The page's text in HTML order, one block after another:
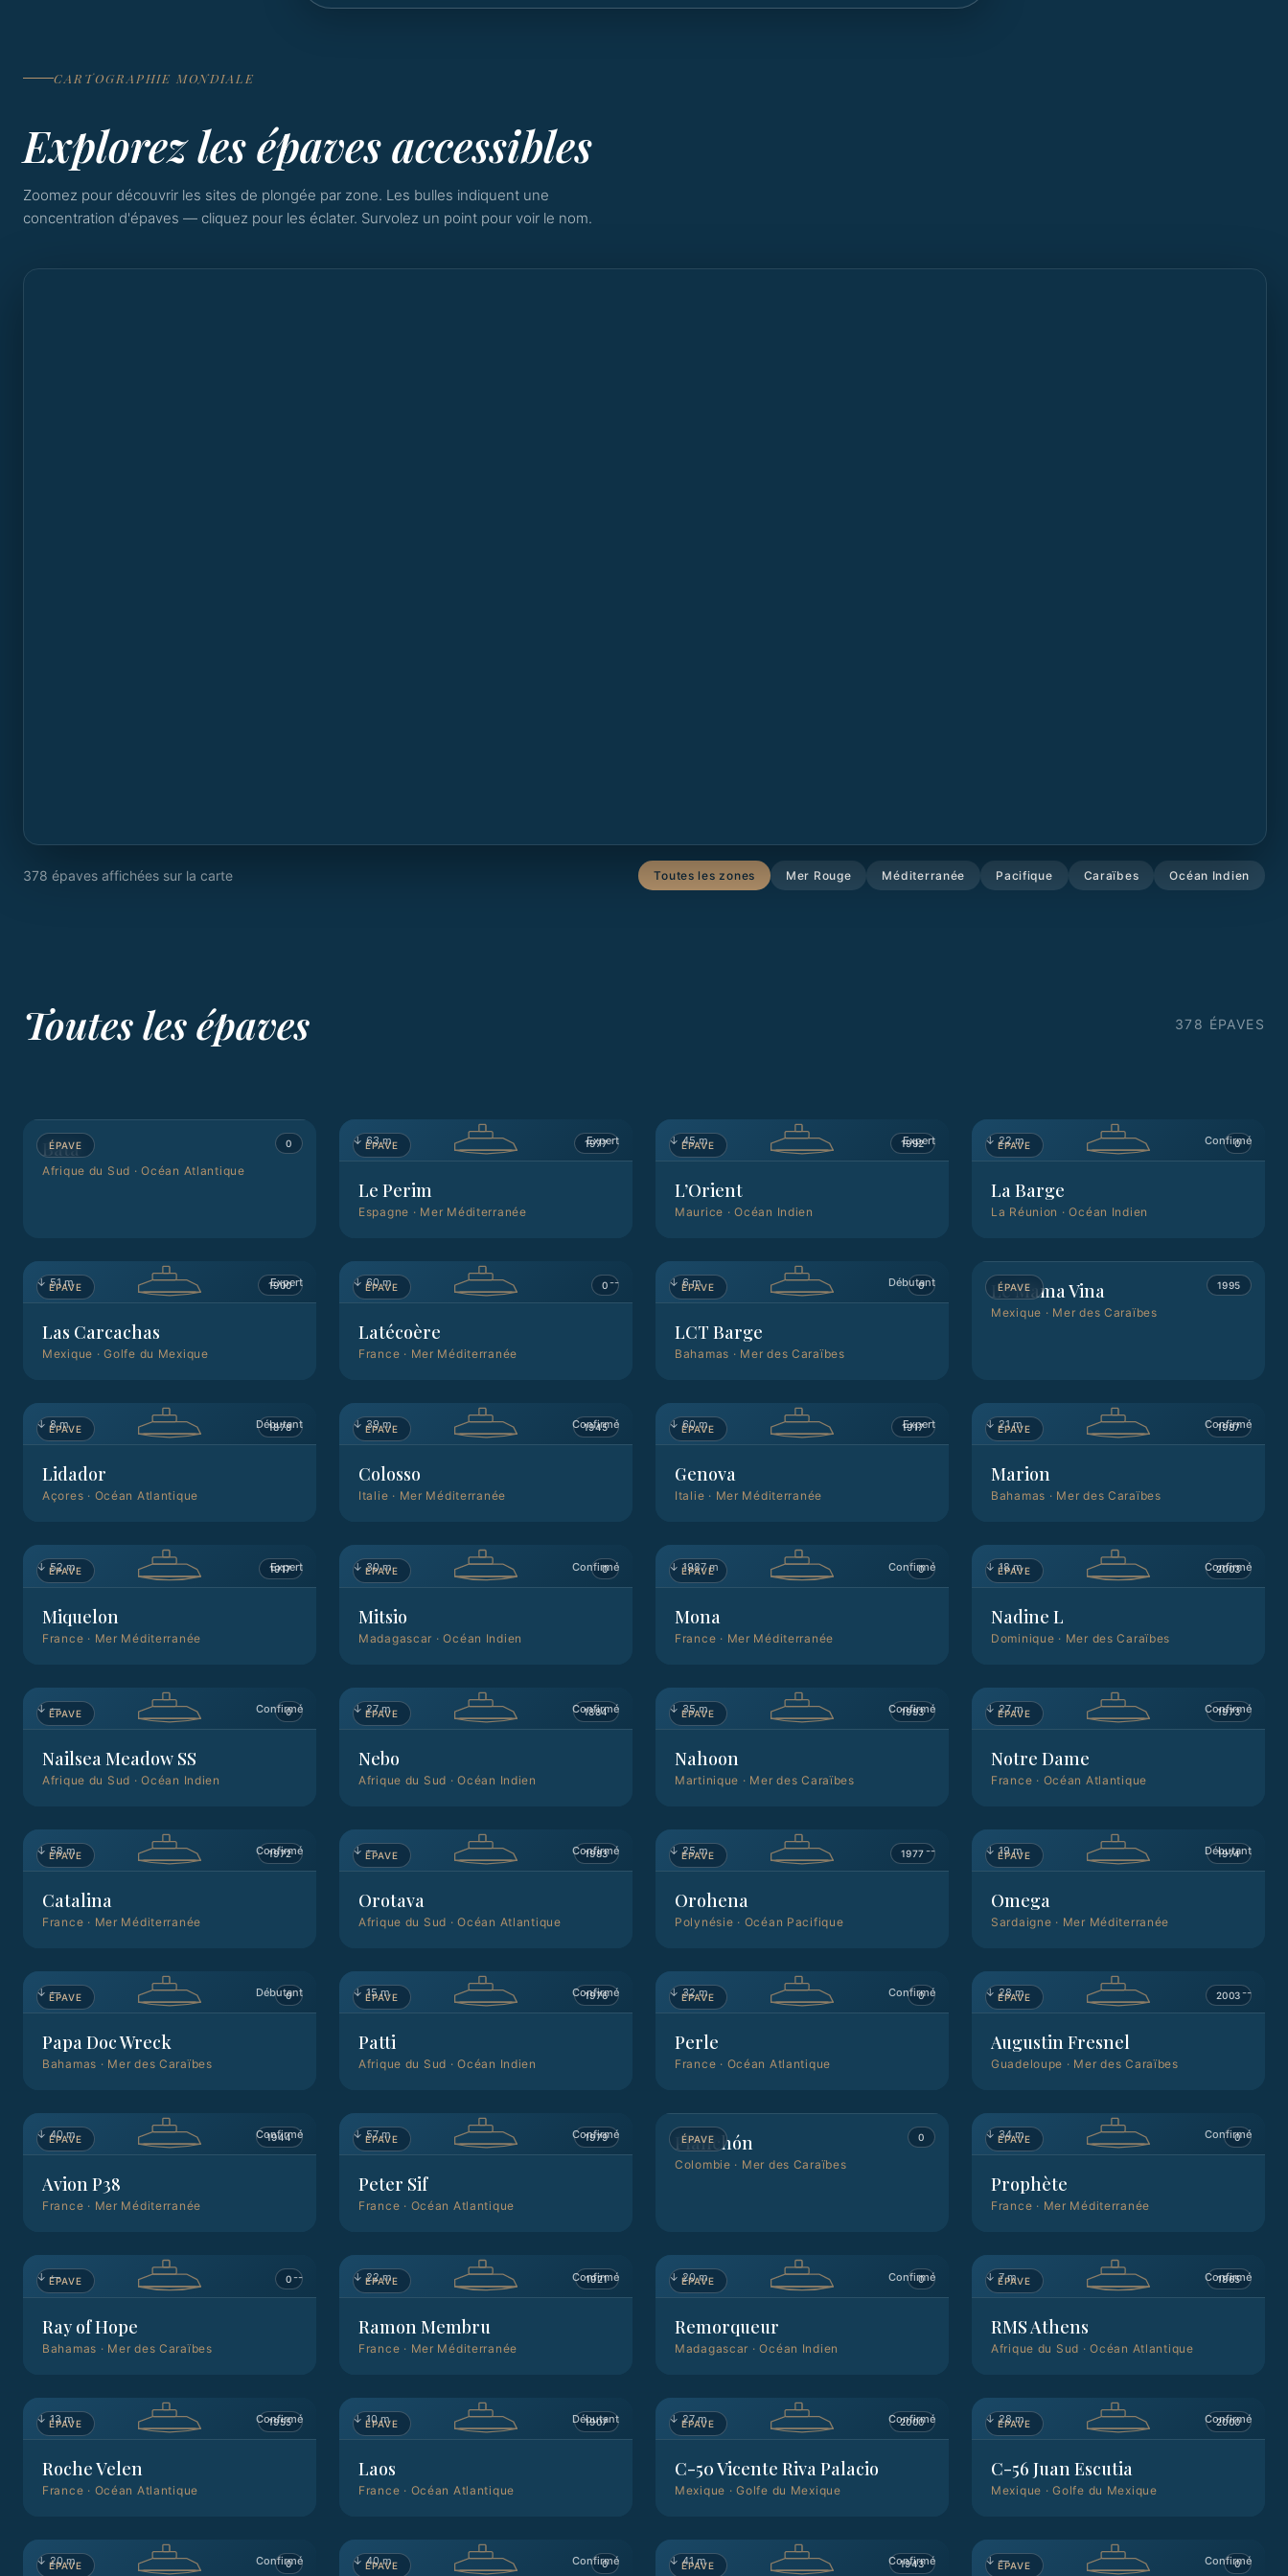
CARTOGRAPHIE MONDIALE
Explorez les épaves accessibles
Zoomez pour découvrir les sites de plongée par zone. Les bulles indiquent une
concentration d'épaves — cliquez pour les éclater. Survolez un point pour voir le nom.
378 épaves affichées sur la carte Toutes les zones Mer Rouge Méditerranée Pacifique Caraïbes Océan Indien
Toutes les épaves 378 ÉPAVES
ÉPAVE 0
Bata
Afrique du Sud ·Océan Atlantique
ÉPAVE 1977
↓63 m Expert
Le Perim
Espagne · Mer Méditerranée
ÉPAVE 1992
↓45 m Expert
L’Orient
Maurice ·Océan Indien
ÉPAVE 0
↓22 m Confirmé
La Barge
La Réunion ·Océan Indien
ÉPAVE 1900
↓51 m Expert
Las Carcachas
Mexique ·Golfe du Mexique
ÉPAVE 0
↓60 m --
Latécoère
France · Mer Méditerranée
ÉPAVE 0
↓6 m Débutant
LCT Barge
Bahamas · Mer des Caraïbes
ÉPAVE 1995
Le Mama Vina
Mexique · Mer des Caraïbes
ÉPAVE 1878
↓8 m Débutant
Lidador
Açores · Océan Atlantique
ÉPAVE 1945
↓39 m Confirmé
Colosso
Italie · Mer Méditerranée
ÉPAVE 1917
↓60 m Expert
Genova
Italie · Mer Méditerranée
ÉPAVE 1987
↓21 m Confirmé
Marion
Bahamas · Mer des Caraïbes
ÉPAVE 1917
↓52 m Expert
Miquelon
France · Mer Méditerranée
ÉPAVE 0
↓30 m Confirmé
Mitsio
Madagascar ·Océan Indien
ÉPAVE 0
↓1987 m Confirmé
Mona
France · Mer Méditerranée
ÉPAVE 2003
↓18 m Confirmé
Nadine L
Dominique · Mer des Caraïbes
ÉPAVE 0
↓— Confirmé
Nailsea Meadow SS
Afrique du Sud ·Océan Indien
ÉPAVE 1884
↓27 m Confirmé
Nebo
Afrique du Sud ·Océan Indien
ÉPAVE 1993
↓35 m Confirmé
Nahoon
Martinique · Mer des Caraïbes
ÉPAVE 1973
↓27 m Confirmé
Notre Dame
France · Océan Atlantique
ÉPAVE 1972
↓58 m Confirmé
Catalina
France · Mer Méditerranée
ÉPAVE 1983
↓— Confirmé
Orotava
Afrique du Sud ·Océan Atlantique
ÉPAVE 1977
↓25 m --
Orohena
Polynésie · Océan Pacifique
ÉPAVE 1974
↓19 m Débutant
Omega
Sardaigne · Mer Méditerranée
ÉPAVE 0
↓— Débutant
Papa Doc Wreck
Bahamas · Mer des Caraïbes
ÉPAVE 1976
↓15 m Confirmé
Patti
Afrique du Sud ·Océan Indien
ÉPAVE 0
↓32 m Confirmé
Perle
France · Océan Atlantique
ÉPAVE 2003
↓28 m --
Augustin Fresnel
Guadeloupe · Mer des Caraïbes
ÉPAVE 1944
↓40 m Confirmé
Avion P38
France · Mer Méditerranée
ÉPAVE 1979
↓57 m Confirmé
Peter Sif
France · Océan Atlantique
ÉPAVE 0
Planchón
Colombie · Mer des Caraïbes
ÉPAVE 0
↓34 m Confirmé
Prophète
France · Mer Méditerranée
ÉPAVE 0
↓— --
Ray of Hope
Bahamas · Mer des Caraïbes
ÉPAVE 1921
↓22 m Confirmé
Ramon Membru
France · Mer Méditerranée
ÉPAVE 0
↓20 m Confirmé
Remorqueur
Madagascar ·Océan Indien
ÉPAVE 1865
↓7 m Confirmé
RMS Athens
Afrique du Sud ·Océan Atlantique
ÉPAVE 1955
↓13 m Confirmé
Roche Velen
France · Océan Atlantique
ÉPAVE 1907
↓10 m Débutant
Laos
France · Océan Atlantique
ÉPAVE 2000
↓27 m Confirmé
C-50 Vicente Riva Palacio
Mexique ·Golfe du Mexique
ÉPAVE 2000
↓28 m Confirmé
C-56 Juan Escutia
Mexique ·Golfe du Mexique
ÉPAVE 0
↓20 m Confirmé ÉPAVE 0
↓40 m Confirmé ÉPAVE 1943
↓41 m Confirmé ÉPAVE 0
↓— Confirmé